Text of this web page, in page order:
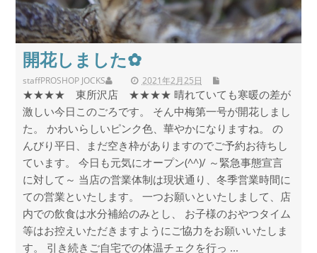
開花しました✿
staff 2021年2月25日
PROSHOP JOCKS
★★★★ 東所沢店 ★★★★ 晴れていても寒暖の差が
激しい今日このごろです。 そん中梅第一号が開花しまし
た。 かわいらしいピンク色、華やかになりますね。 の
んびり平日、まだ空き枠がありますのでご予約お待ちし
ています。 今日も元気にオープン(^^)/ ～緊急事態宣言
に対して～ 当店の営業体制は現状通り、冬季営業時間に
ての営業といたします。 一つお願いといたしまして、店
内での飲食は水分補給のみとし、 お子様のおやつタイム
等はお控えいただきますようにご協力をお願いいたしま
す。 引き続きご自宅での体温チェクを行っ ...